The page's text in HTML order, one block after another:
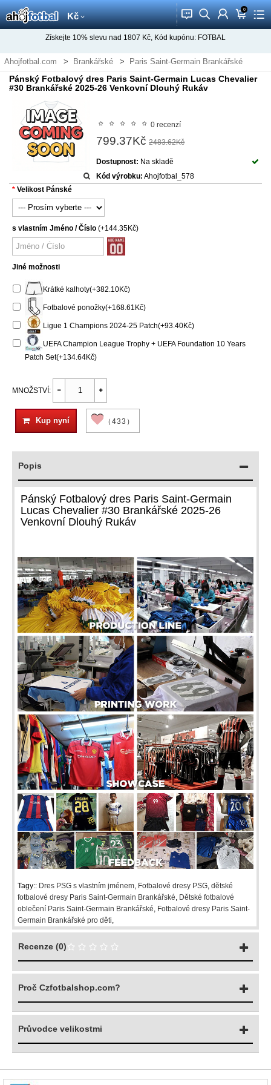
Kč 󰂱 󰂨 󰃳 0
󰃦 󰃖
Získejte 10% slevu nad 1807 Kč, Kód kupónu: FOTBAL
Ahojfotbal.com Brankářské Paris Saint-Germain Brankářské
Pánský Fotbalový dres Paris Saint-Germain Lucas Chevalier
#30 Brankářské 2025-26 Venkovní Dlouhý Rukáv
0 recenzí
799.37Kč 2483.62Kč
Dostupnost: Na skladě
Kód výrobku: Ahojfotbal_578
Velikost Pánské
s vlastním Jméno / Číslo (+144.35Kč)
Jiné možnosti
Krátké kalhoty(+382.10Kč)
Fotbalové ponožky(+168.61Kč)
Ligue 1 Champions 2024-25 Patch(+93.40Kč)
UEFA Champion League Trophy + UEFA Foundation 10 Years
Patch Set(+134.64Kč)
MNOŽSTVÍ:
Kup nyní （433）
Popis
Pánský Fotbalový dres Paris Saint-Germain
Lucas Chevalier #30 Brankářské 2025-26
Venkovní Dlouhý Rukáv
Tagy:: Dres PSG s vlastním jménem Fotbalové dresy PSG dětské
fotbalové dresy Paris Saint-Germain Brankářské Dětské fotbalové
oblečení Paris Saint-Germain Brankářské Fotbalové dresy Paris Saint-
Germain Brankářské pro děti
Recenze (0)
Proč Czfotbalshop.com?
Průvodce velikostmi